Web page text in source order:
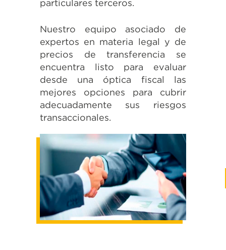
particulares terceros.
Nuestro equipo asociado de
expertos en materia legal y de
precios de transferencia se
encuentra listo para evaluar
desde una óptica fiscal las
mejores opciones para cubrir
adecuadamente sus riesgos
transaccionales.